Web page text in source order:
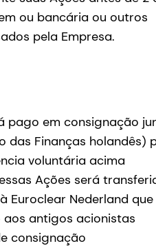
ou bancária ou outros
pela Empresa.
pago em consignação
das Finanças holandês)
voluntária acima
Ações será
Euroclear Nederland que
antigos acionistas
consignação